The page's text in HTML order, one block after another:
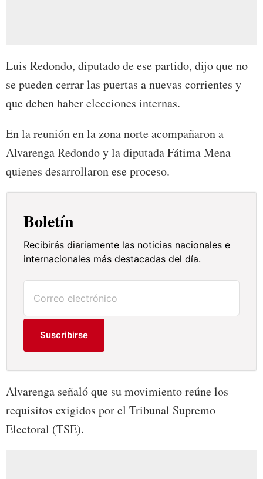
Luis Redondo, diputado de ese partido, dijo que no
se pueden cerrar las puertas a nuevas corrientes y
que deben haber elecciones internas.
En la reunión en la zona norte acompañaron a
Alvarenga Redondo y la diputada Fátima Mena
quienes desarrollaron ese proceso.
Boletín
Recibirás diariamente las noticias nacionales e
internacionales más destacadas del día.
Suscribirse
Alvarenga señaló que su movimiento reúne los
requisitos exigidos por el Tribunal Supremo
Electoral (TSE).